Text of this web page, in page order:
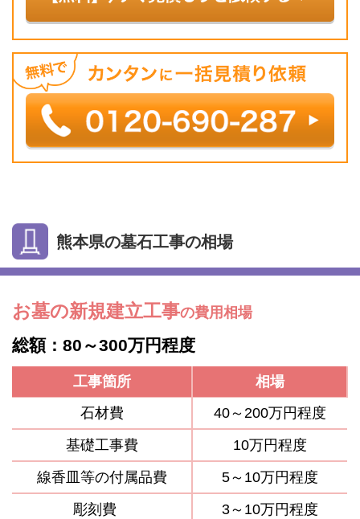
熊本県の墓石工事の相場
お墓の新規建立工事の費用相場
総額：80～300万円程度
工事箇所
相場
石材費
40～200万円程度
基礎工事費
10万円程度
線香皿等の付属品費
5～10万円程度
彫刻費
3～10万円程度